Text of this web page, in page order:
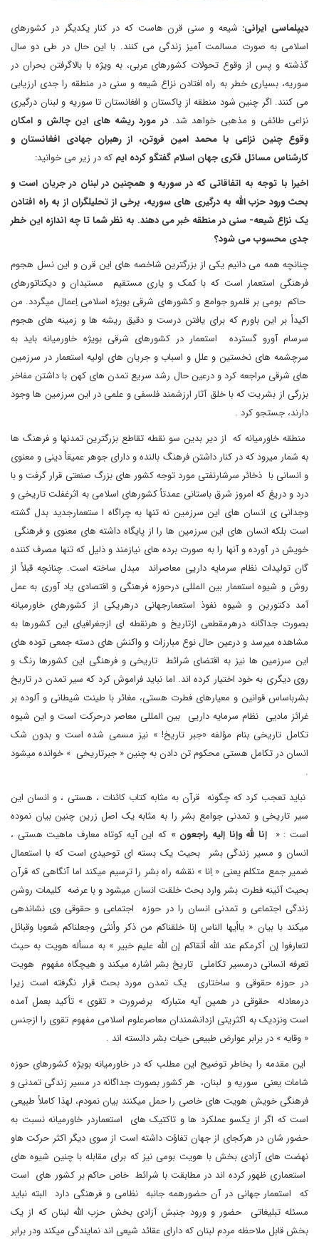
دیپلماسی ایرانی: شیعه و سنی قرن هاست که در کنار یکدیگر در کشورهای
اسلامی به صورت مسالمت آمیز زندگی می کنند. با این حال در طی دو سال
گذشته و پس از وقوع تحولات کشورهای عربی، به ویژه با بالاگرفتن بحران در
سوریه، بسیاری خطر به راه افتادن نزاع شیعه و سنی در منطقه را جدی ارزیابی
می کنند. اگر چنین شود منطقه از پاکستان و افغانستان تا سوریه و لبنان درگیری
نزاعی طائفی و مذهبی خواهد شد.در مورد ریشه های این چالش و امکان
وقوع چنین نزاعی با محمد امین فروتن، از رهبران جهادی افغانستان و
کارشناس مسائل فکری جهان اسلام گفتگو کرده ایم که در زیر می خوانید:
اخیرا با توجه به اتفاقاتی که در سوریه و همچنین در لبنان در جریان است و
بحث ورود حزب الله به درگیری های سوریه، برخی از تحلیلگران از به راه افتادن
یک نزاع شیعه- سنی در منطقه خبر می دهند. به نظر شما تا چه اندازه این خطر
جدی محسوب می شود؟
چنانچه همه می دانیم یکی از بزرگترین شاخصه های این قرن و این نسل هجوم
فرهنگی استعمار است که با کمک و یاری مستقیم مستبدان و دیکتاتورهای
حاکم بومی بر قلمرو جوامع و کشورهای شرقی بویژه اسلامی اِعمال میگردد. من
اکیدأ بر این باورم که برای یافتن درست و دقیق ریشه ها و زمینه های هجوم
سرسام آورو گسترده استعمار در کشورهای شرقی بویژه خاورمیانه باید به
سرچشمه های نخستین و علل و اسباب و جریان های اولیه استعمار در سرزمین
های شرقی مراجعه کرد و درعین حال رشد سریع تمدن های کهن با داشتن مفاخر
بزرگی از بشریت که با خلق آثار ارزشمند فلسفی و علمی در این سرزمین ها وجود
دارند، جستجو کرد .
منطقه خاورمیانه که از دیر بدین سو نقطه تقاطع بزرگترین تمدنها و فرهنگ ها
به شمار میرود که در کنار داشتن فرهنگ بالنده و دارای جوهر عمیقأ دینی و معنوی
و انسانی با ذخائر سرشارنفتی مورد توجه کشور های بزرگ صنعتی قرار گرفت و با
درد و دریغ که امروز شرق باستانی عمدتأ کشورهای اسلامی به اثرغفلت تاریخی و
وجدانی ی انسان های این سرزمین نه تنها به چراگاه ا ستعمارجدید بدل گشته
است بلکه انسان های این سرزمین ها را از پایگاه داشته های معنوی و فرهنگی
خویش در آورده و آنها را به صورت برده های نیازمند و ذلیل که تنها مصرف کننده
گان تولیدات نظام سرمایه داریی معاصراند مبدل ساخته است. چنانچه قبلأ از
روش و شیوه استعمار بین المللی درحوزه فرهنگی و اقتصادی یاد آوری به عمل
آمد دکتورین و شیوه نفوذ استعمارجهانی درهریکی از کشورهای خاورمیانه
بصورت جداگانه درهرمقطعی ازتاریخ و هرنقطه ای ازجغرافیای این کشورها به
مشاهده میرسد و درعین حال نوع مبارزات و واکنش های دسته جمعی توده های
این سرزمین ها نیز به اقتضای شرائط تاریخی و فرهنگی این کشورها رنگ و
روی دیگری به خود اختیار کرده اند. اما نباید فراموش کرد که سیر تمدن در تاریخ
بشرباساس قوانین و معیارهای فطرت هستی، مغائر با طینت شیطانی و آلوده بر
غرائز مادیی نظام سرمایه داریی بین المللی معاصر درحرکت است و این شیوه
تکامل تاریخی بنام مؤلفه «جبر تاریخ! » نیز مسمی شده است و بدون شک
انسان در تکامل هستی محکوم تن دادن به چنین « جبرتاریخی » خوانده میشود
.
نباید تعجب کرد که چگونه قرآن به مثابه کتاب کائنات ، هستی ، و انسان این
سیر تاریخی و تمدنی جوامع بشر را به مثابه یک اصل زرین چنین بیان نموده
است : « إنا لله وإنا إلیه راجعون » که این آیه کوتاه معارف ماهیت هستی ،
انسان و مسیر زندگی بشر بحیث یک بسته ای توحیدی است که با استعمال
ضمیر جمع متکلم یعنی « اِنا » نقشه راه بشر را ترسیم میکند اما آنگاهی که قرآن
بحیث آئینه فطرت بشر وارد بحث خلقت انسان میشود و با عرضه کلیمات روشن
زندگی اجتماعی و تمدنی انسان را در حوزه اجتماعی و حقوقی وی نشاندهی
میکند با بیان « یاأیها الناس إنا خلقناکم من ذکر وأنثی وجعلناکم شعوبا وقبائل
لتعارفوا إن أکرمکم عند الله أتقاکم إن الله علیم خبیر » به مسأله هویت به حیث
تعرفه انسانی درمسیر تکاملی تاریخ بشر اشاره میکند و هیچگاه مفهوم هویت
در حوزه حقوقی و ساختاری یک تمدن مورد بحث قرار نگرفته است زیرا
درمعادله حقوقی در همین آیه متبارکه برضرورت « تقوی » تأکید بعمل آمده
است ونزدیک به اکثریتی ازدانشمندان معاصرعلوم اسلامی مفهوم تقوی را ازجنس
« وقایه » در برابر عوارض طبیعی حیات بشر دانسته اند .
این مقدمه را بخاطر توضیح این مطلب که در خاورمیانه بویژه کشورهای حوزه
شامات یعنی سوریه و لبنان، هر کشور بصورت جداگانه در مسیر زندگی تمدنی و
فرهنگی خویش هویت های خاصی را حمل میکنند بیان نمودم، لهذا کاملأ طبیعی
است که اگر از یکسو عملکرد ها و تاکتیک های استعماردر خاورمیانه نسبت به
حضور شان در هرکجای از جهان تفاؤت داشته است از سوی دیگر اکثر حرکت هاو
نهضت های آزادی بخش با هویت بومی نیز که برای مقابله با چنین شیوه های
استعماری ظهور کرده اند در مطابقت با شرائط خاص حاکم بر کشور های است
که استعمار جهانی در آن حضورهمه جانبه نظامی و فرهنگی دارد البته نباید
مسئله تبلیغاتی حضور و ورود جنبش آزادی بخش حزب الله لبنان که از یک
بخش قابل ملاحظه مردم لبنان که دارای عقائد شیعی اند نمایندگی میکند ودر برابر